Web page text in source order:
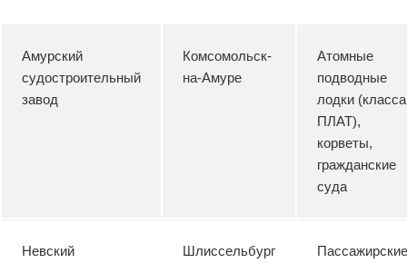
Амурский
судостроительный
завод
Комсомольск-
на-Амуре
Атомные
подводные
лодки (класса
ПЛАТ),
корветы,
гражданские
суда
Невский
Шлиссельбург
Пассажирские